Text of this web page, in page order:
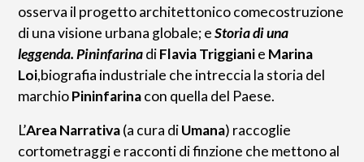
osserva il progetto architettonico comecostruzione
di una visione urbana globale; eStoria di una
leggenda. PininfarinadiFlavia Triggianie Marina
Loi,biografia industriale che intreccia la storia del
marchioPininfarinacon quella del Paese.
L’Area Narrativa(a cura diUmana) raccoglie
cortometraggi e racconti di finzione che mettono al